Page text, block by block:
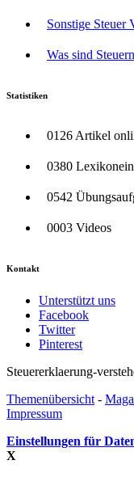
Sonstige Steuer
Was sind
Statistiken
0126 Artikel
0380
0542
0003 Videos
Kontakt
Unterstützt uns
Facebook
Twitter
Pinterest
Steuererklaerung-
Themenübersicht -
Impressum
Einstellungen für
X